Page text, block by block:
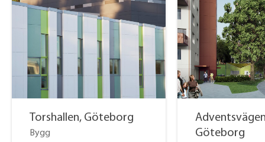
Torshallen, Göteborg
Bygg
Göteborg